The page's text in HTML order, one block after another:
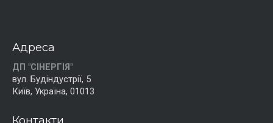
Адреса
ДП "СІНЕРГІЯ"
вул. Будіндустрії, 5
Київ, Україна, 01013